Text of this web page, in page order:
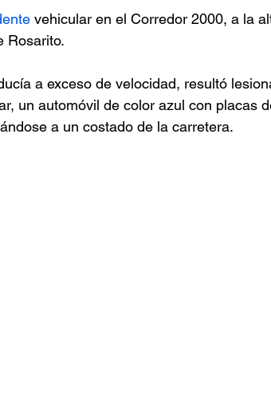
vehicular en el Corredor 2000, a la
Rosarito.
a exceso de velocidad, resultó
un automóvil de color azul con placas
a un costado de la carretera.